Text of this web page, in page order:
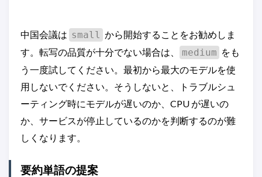
中国会議は small から開始することをお勧めしま
す。転写の品質が十分でない場合は、
medium をも
う一度試してください。最初から最大のモデルを使
用しないでください。そうしないと、トラブルシュ
ーティング時にモデルが遅いのか、CPU が遅いの
か、サービスが停止しているのかを判断するのが難
しくなります。
要約単語の提案